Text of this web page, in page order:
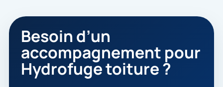
Besoin d’un
accompagnement pour
Hydrofuge toiture ?